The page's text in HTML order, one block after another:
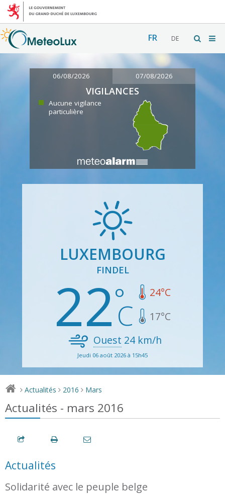
FR DE
06/08/2026 07/08/2026
VIGILANCES
Aucune vigilance
particulière
LUXEMBOURG
FINDEL
22 24°C
17°C
Ouest 24 km/h
Jeudi 06 août 2026 à 15h45
> Actualités > 2016 > Mars
Actualités - mars 2016
Actualités
Solidarité avec le peuple belge